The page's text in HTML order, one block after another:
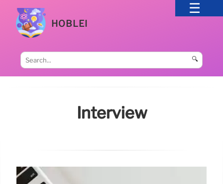
HOBLEI
🔍
Interview